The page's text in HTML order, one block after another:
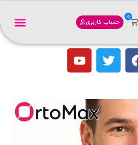
0
حساب کاربری